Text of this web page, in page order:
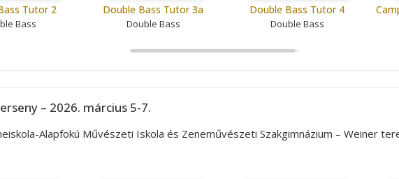
Tutor 2
Bass
Double Bass Tutor 3a
Double Bass
Double Bass Tutor 4
Double Bass
– 2026. március 5-7.
Alapfokú Művészeti Iskola és Zeneművészeti Szakgimnázium – Weiner